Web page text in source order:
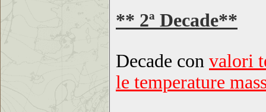
** 2ª Decade**
Decade con valori
le temperature